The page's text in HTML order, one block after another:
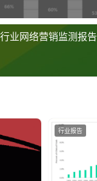
业网络营销监测报告
行业报告